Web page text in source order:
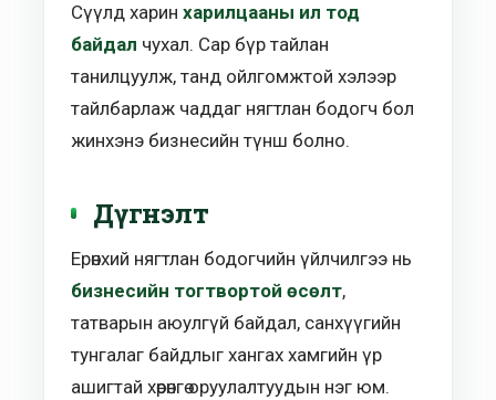
Сүүлд харин харилцааны ил тод
байдал чухал. Сар бүр тайлан
танилцуулж, танд ойлгомжтой хэлээр
тайлбарлаж чаддаг нягтлан бодогч бол
жинхэнэ бизнесийн түнш болно.
Дүгнэлт
Ерөнхий нягтлан бодогчийн үйлчилгээ нь
бизнесийн тогтвортой өсөлт,
татварын аюулгүй байдал, санхүүгийн
тунгалаг байдлыг хангах хамгийн үр
ашигтай хөрөнгө оруулалтуудын нэг юм.